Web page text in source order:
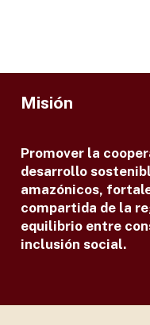
Misión
Promover la
desarrollo
amazónicos,
compartida de la
equilibrio entre
inclusión social.